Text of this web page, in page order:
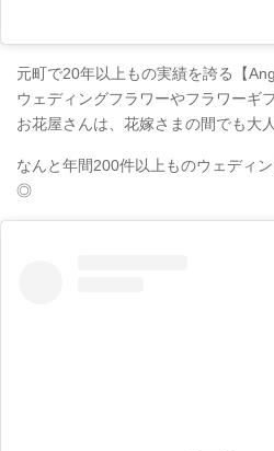
元町で20年以上もの実績を誇る【
ウェディングフラワーやフラワーギ
お花屋さんは、花嫁さまの間でも大
なんと年間200件以上ものウェディ
◎